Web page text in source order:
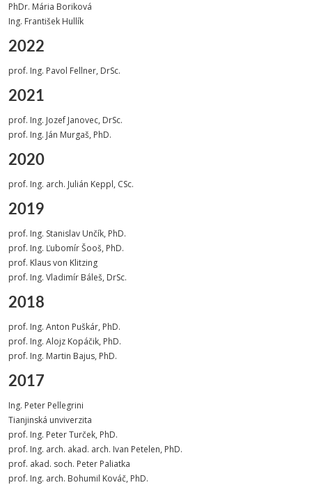
PhDr. Mária Boriková
Ing. František Hullík
2022
prof. Ing. Pavol Fellner, DrSc.
2021
prof. Ing. Jozef Janovec, DrSc.
prof. Ing. Ján Murgaš, PhD.
2020
prof. Ing. arch. Julián Keppl, CSc.
2019
prof. Ing. Stanislav Unčík, PhD.
prof. Ing. Ľubomír Šooš, PhD.
prof. Klaus von Klitzing
prof. Ing. Vladimír Báleš, DrSc.
2018
prof. Ing. Anton Puškár, PhD.
prof. Ing. Alojz Kopáčik, PhD.
prof. Ing. Martin Bajus, PhD.
2017
Ing. Peter Pellegrini
Tianjinská unviverzita
prof. Ing. Peter Turček, PhD.
prof. Ing. arch. akad. arch. Ivan Petelen, PhD.
prof. akad. soch. Peter Paliatka
prof. Ing. arch. Bohumil Kováč, PhD.